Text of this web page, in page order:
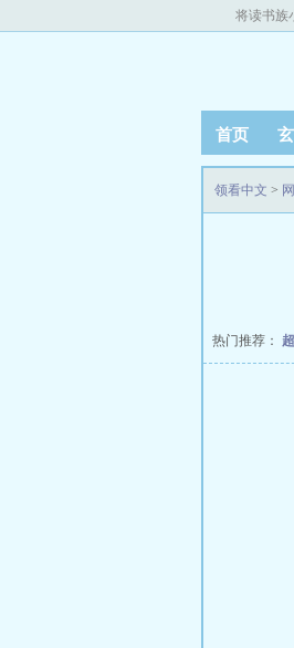
将读书族
首页
领看中文 >
热门推荐：